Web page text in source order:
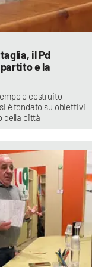
il Pd
e la
e costruito
è fondato su obiettivi
della città